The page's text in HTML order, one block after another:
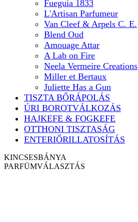
Fueguia 1833
L'Artisan Parfumeur
Van Cleef & Arpels C. E.
Blend Oud
Amouage Attar
A Lab on Fire
Neela Vermeire Creations
Miller et Bertaux
Juliette Has a Gun
TISZTA BŐRÁPOLÁS
ÚRI BOROTVÁLKOZÁS
HAJKEFE & FOGKEFE
OTTHONI TISZTASÁG
ENTERIŐRILLATOSÍTÁS
KINCSESBÁNYA
PARFÜMVÁLASZTÁS